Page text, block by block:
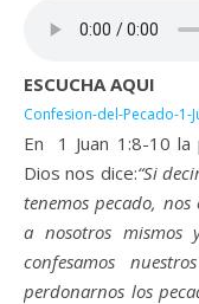
ESCUCHA AQUI
Confesion-del-Pecado-1-
En 1 Juan 1:8-10 la palabra de
Dios nos dice:“Si
tenemos pecado, nos
a nosotros
confesamos
perdonarnos los